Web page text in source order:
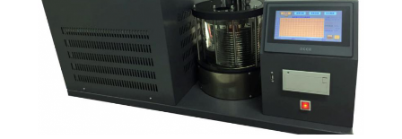
PRIVACY
POLICY